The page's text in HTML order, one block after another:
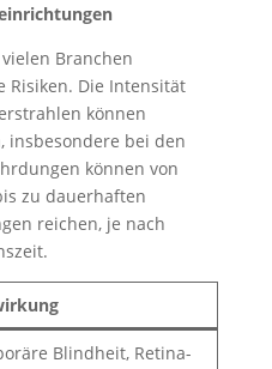
Branchen
Risiken. Die Intensität
können
insbesondere bei den
können von
zu dauerhaften
reichen, je nach
Blindheit, Retina-